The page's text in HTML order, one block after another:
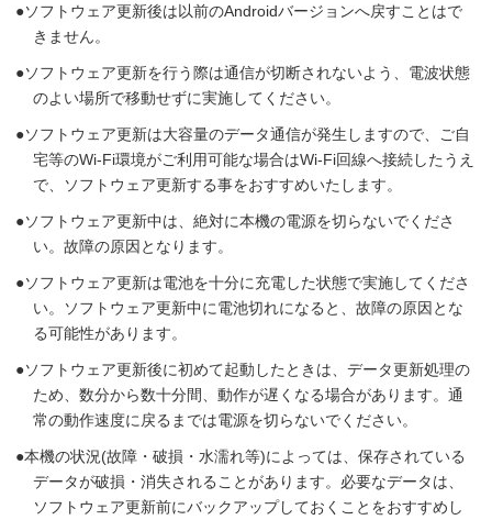
ソフトウェア更新後は以前のAndroidバージョンへ戻すことはで
きません。
ソフトウェア更新を行う際は通信が切断されないよう、電波状態
のよい場所で移動せずに実施してください。
ソフトウェア更新は大容量のデータ通信が発生しますので、ご自
宅等のWi-Fi環境がご利用可能な場合はWi-Fi回線へ接続したうえ
で、ソフトウェア更新する事をおすすめいたします。
ソフトウェア更新中は、絶対に本機の電源を切らないでくださ
い。故障の原因となります。
ソフトウェア更新は電池を十分に充電した状態で実施してくださ
い。ソフトウェア更新中に電池切れになると、故障の原因とな
る可能性があります。
ソフトウェア更新後に初めて起動したときは、データ更新処理の
ため、数分から数十分間、動作が遅くなる場合があります。通
常の動作速度に戻るまでは電源を切らないでください。
本機の状況(故障・破損・水濡れ等)によっては、保存されている
データが破損・消失されることがあります。必要なデータは、
ソフトウェア更新前にバックアップしておくことをおすすめし